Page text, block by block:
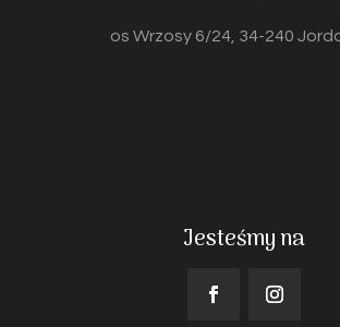
os Wrzosy 6/24, 34-240
Jesteśmy na